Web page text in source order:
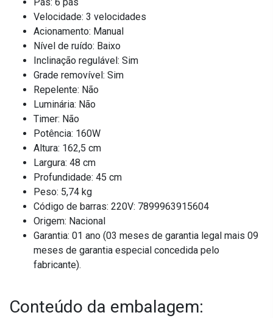
Pás: 6 pás
Velocidade: 3 velocidades
Acionamento: Manual
Nível de ruído: Baixo
Inclinação regulável: Sim
Grade removível: Sim
Repelente: Não
Luminária: Não
Timer: Não
Potência: 160W
Altura: 162,5 cm
Largura: 48 cm
Profundidade: 45 cm
Peso: 5,74 kg
Código de barras: 220V: 7899963915604
Origem: Nacional
Garantia: 01 ano (03 meses de garantia legal mais 09
meses de garantia especial concedida pelo
fabricante).
Conteúdo da embalagem: